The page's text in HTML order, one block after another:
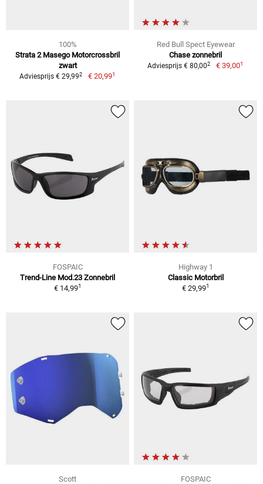
100%
Strata 2 Masego Motorcrossbril
zwart
Adviesprijs € 29,992 € 20,991
Red Bull Spect Eyewear
Chase zonnebril
Adviesprijs € 80,002 € 39,001
FOSPAIC
Trend-Line Mod.23 Zonnebril
€ 14,991
Highway 1
Classic Motorbril
€ 29,991
Scott
FOSPAIC